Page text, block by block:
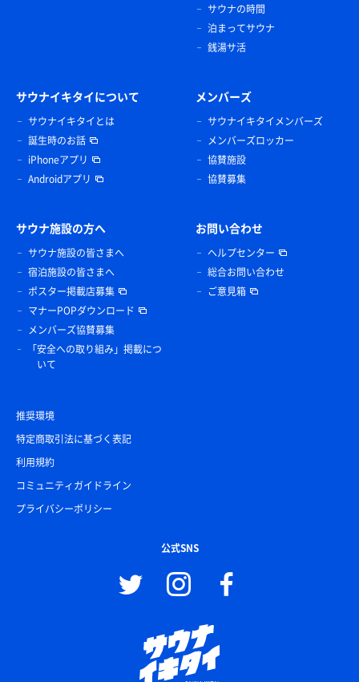
サウナの時間
泊まってサウナ
銭湯サ活
サウナイキタイについて
サウナイキタイとは
誕生時のお話
iPhoneアプリ
Androidアプリ
メンバーズ
サウナイキタイメンバーズ
メンバーズロッカー
協賛施設
協賛募集
サウナ施設の方へ
サウナ施設の皆さまへ
宿泊施設の皆さまへ
ポスター掲載店募集
マナーPOPダウンロード
メンバーズ協賛募集
「安全への取り組み」掲載につ
いて
お問い合わせ
ヘルプセンター
総合お問い合わせ
ご意見箱
推奨環境
特定商取引法に基づく表記
利用規約
コミュニティガイドライン
プライバシーポリシー
公式SNS